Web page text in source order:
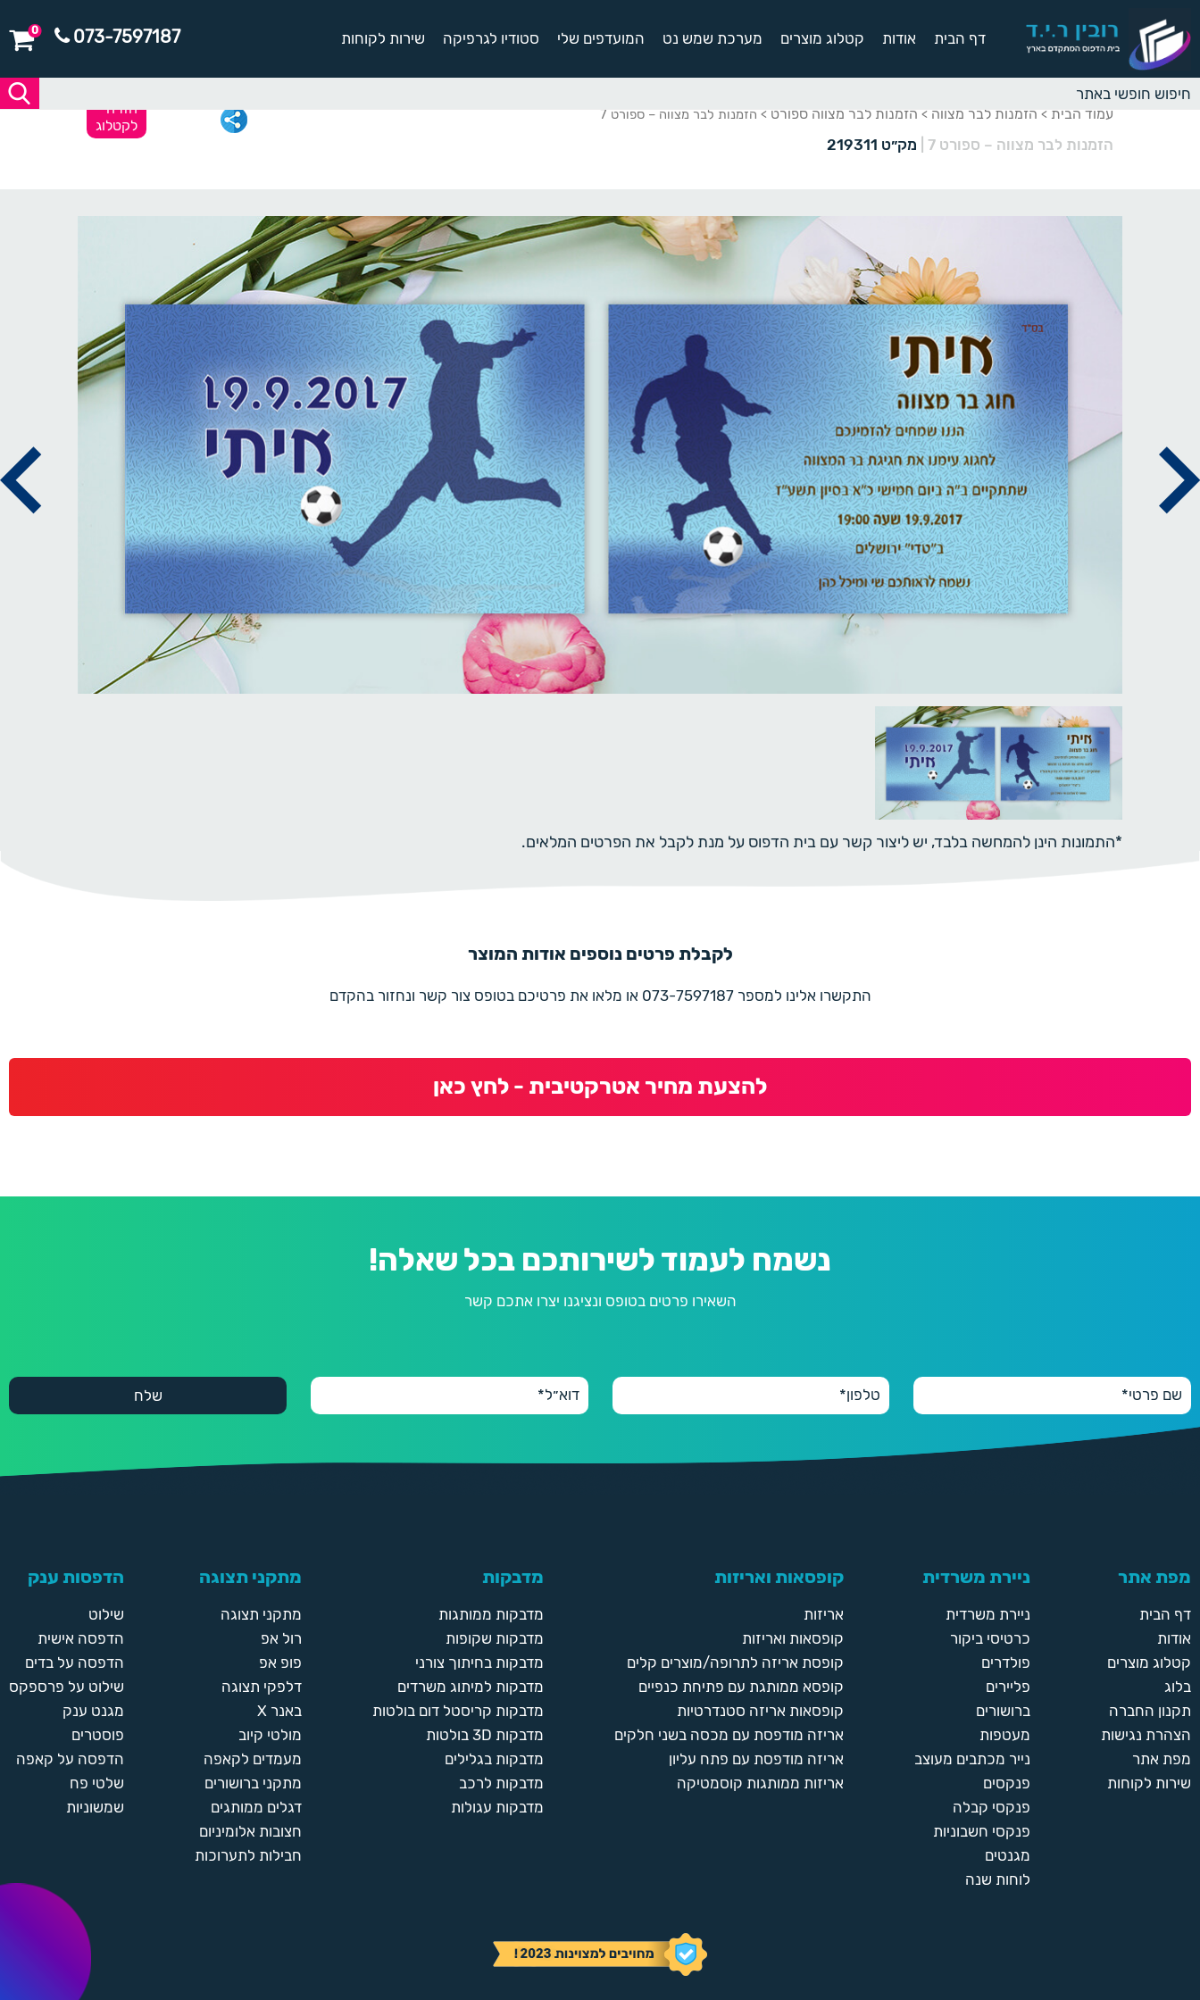
דף הבית אודות קטלוג מוצרים מערכת שמש נט המועדפים שלי סטודיו לגרפיקה שירות לקוחות 073-7597187
0
עמוד הבית > הזמנות לבר מצווה > הזמנות לבר מצווה ספורט > הזמנות לבר מצווה – ספורט 7
הזמנות לבר מצווה – ספורט 7 מק״ט 219311
חזרה
לקטלוג
*התמונות הינן להמחשה בלבד, יש ליצור קשר עם בית הדפוס על מנת לקבל את הפרטים המלאים.
לקבלת פרטים נוספים אודות המוצר
התקשרו אלינו למספר 073-7597187 או מלאו את פרטיכם בטופס צור קשר ונחזור בהקדם
להצעת מחיר אטרקטיבית - לחץ כאן
נשמח לעמוד לשירותכם בכל שאלה!
השאירו פרטים בטופס ונציגנו יצרו אתכם קשר
מפת אתר
דף הבית
אודות
קטלוג מוצרים
בלוג
תקנון החברה
הצהרת נגישות
מפת אתר
שירות לקוחות
ניירת משרדית
ניירת משרדית
כרטיסי ביקור
פולדרים
פליירים
ברושורים
מעטפות
נייר מכתבים מעוצב
פנקסים
פנקסי קבלה
פנקסי חשבוניות
מגנטים
לוחות שנה
קופסאות ואריזות
אריזות
קופסאות ואריזות
קופסת אריזה לתרופה/מוצרים קלים
קופסא ממותגת עם פתיחת כנפיים
קופסאות אריזה סטנדרטיות
אריזה מודפסת עם מכסה בשני חלקים
אריזה מודפסת עם פתח עליון
אריזות ממותגות קוסמטיקה
מדבקות
מדבקות ממותגות
מדבקות שקופות
מדבקות בחיתוך צורני
מדבקות למיתוג משרדים
מדבקות קריסטל דום בולטות
מדבקות 3D בולטות
מדבקות בגלילים
מדבקות לרכב
מדבקות עגולות
מתקני תצוגה
מתקני תצוגה
רול אפ
פופ אפ
דלפקי תצוגה
באנר X
מולטי קיוב
מעמדים לקאפה
מתקני ברושורים
דגלים ממותגים
חצובות אלומיניום
חבילות לתערוכות
הדפסות ענק
שילוט
הדפסה אישית
הדפסה על בדים
שילוט על פרספקס
מגנט ענק
פוסטרים
הדפסה על קאפה
שלטי פח
שמשוניות